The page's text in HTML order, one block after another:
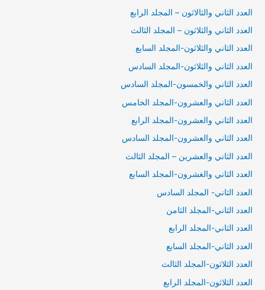
العدد الثاني والثالاثون – المجلد الرابع
العدد الثاني والثلاثون – المجلد الثالث
العدد الثاني والثلاثون-المجلد السابع
العدد الثاني والثلاثون-المجلد السادس
العدد الثاني والخمسون-المجلد السادس
العدد الثاني والعشرون-المجلد الخامس
العدد الثاني والعشرون-المجلد الرابع
العدد الثاني والعشرون-المجلد السادس
العدد الثاني والعشرين – المجلد الثالث
العدد الثاني والغشرون-المجلد السابع
العدد الثاني- المجلد السادس
العدد الثاني-المجلد الثامن
العدد الثاني-المجلد الرابع
العدد الثاني-المجلد السابع
العدد الثلاثون-المجلد الثالث
العدد الثلاثون-المجلد الرابع